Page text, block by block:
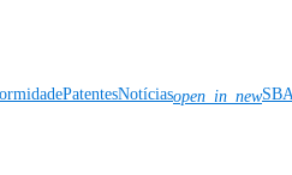
PatentesNotíciasopen_in_new